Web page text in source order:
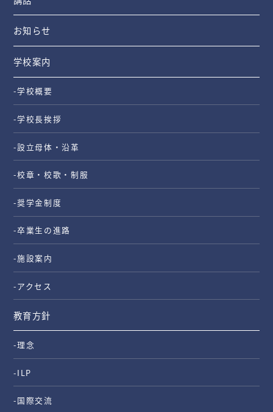
お知らせ
学校案内
-学校概要
-学校長挨拶
-設立母体・沿革
-校章・校歌・制服
-奨学金制度
-卒業生の進路
-施設案内
-アクセス
教育方針
-理念
-ILP
-国際交流